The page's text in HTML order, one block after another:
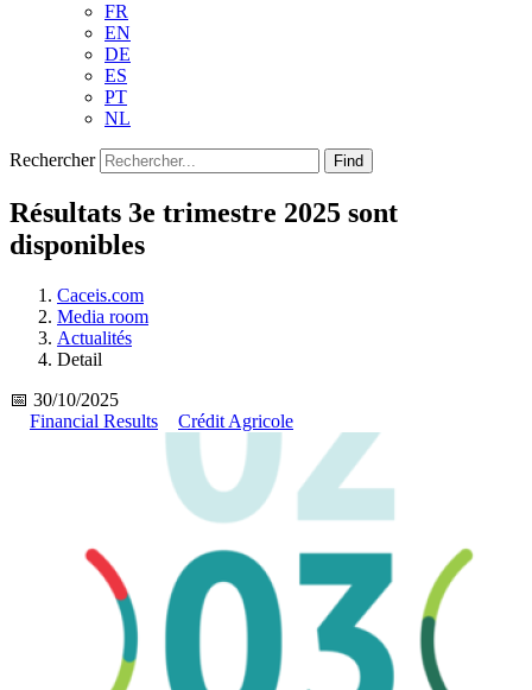
FR
EN
DE
ES
PT
NL
Rechercher Find
Résultats 3e trimestre 2025 sont
disponibles
Caceis.com
Media room
Actualités
Detail
📅 30/10/2025
Financial Results
Crédit Agricole